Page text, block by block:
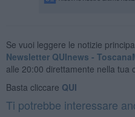
Se vuoi leggere le notizie
Newsletter QUInews -
alle 20:00 direttamente nella tua
Basta cliccare QUI
Ti potrebbe interessare